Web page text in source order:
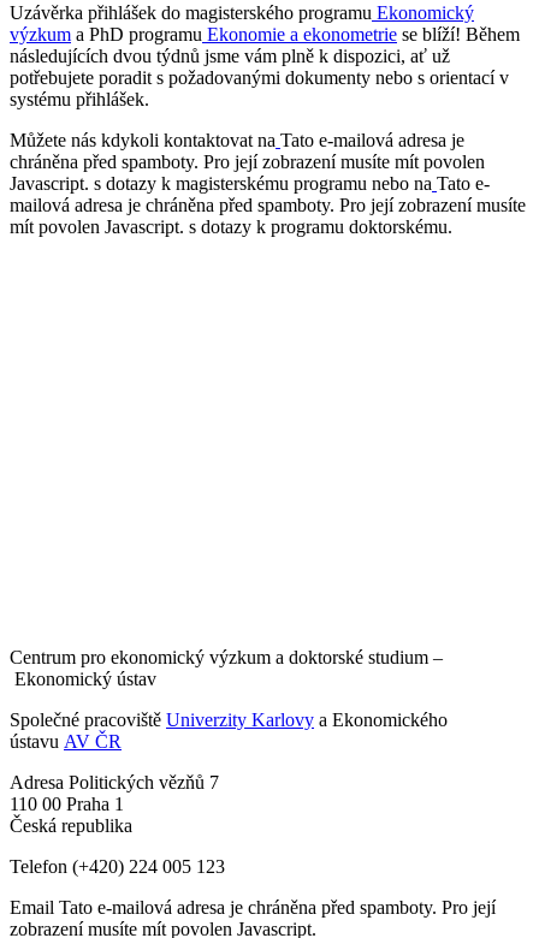
Uzávěrka přihlášek do magisterského programu Ekonomický
výzkum a PhD programu Ekonomie a ekonometrie se blíží! Během
následujících dvou týdnů jsme vám plně k dispozici, ať už
potřebujete poradit s požadovanými dokumenty nebo s orientací v
systému přihlášek.
Můžete nás kdykoli kontaktovat na Tato e-mailová adresa je
chráněna před spamboty. Pro její zobrazení musíte mít povolen
Javascript. s dotazy k magisterskému programu nebo na Tato e-
mailová adresa je chráněna před spamboty. Pro její zobrazení musíte
mít povolen Javascript. s dotazy k programu doktorskému.
Centrum pro ekonomický výzkum a doktorské studium –
Ekonomický ústav
Společné pracoviště Univerzity Karlovy a Ekonomického
ústavu AV ČR
Adresa Politických vězňů 7
110 00 Praha 1
Česká republika
Telefon (+420) 224 005 123
Email Tato e-mailová adresa je chráněna před spamboty. Pro její
zobrazení musíte mít povolen Javascript.